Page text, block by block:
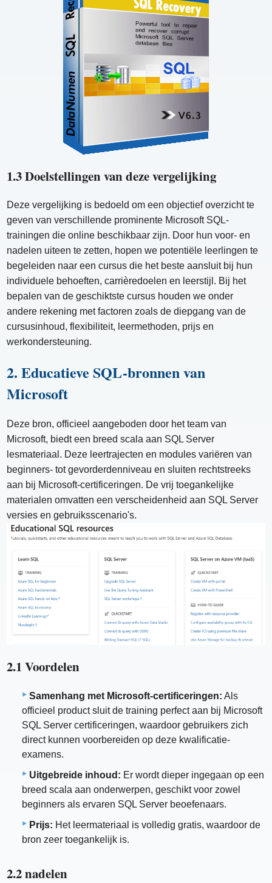
1.3 Doelstellingen van deze vergelijking
Deze vergelijking is bedoeld om een ​​objectief overzicht te
geven van verschillende prominente Microsoft SQL-
trainingen die online beschikbaar zijn. Door hun voor- en
nadelen uiteen te zetten, hopen we potentiële leerlingen te
begeleiden naar een cursus die het beste aansluit bij hun
individuele behoeften, carrièredoelen en leerstijl. Bij het
bepalen van de geschiktste cursus houden we onder
andere rekening met factoren zoals de diepgang van de
cursusinhoud, flexibiliteit, leermethoden, prijs en
werkondersteuning.
2. Educatieve SQL-bronnen van
Microsoft
Deze bron, officieel aangeboden door het team van
Microsoft, biedt een breed scala aan SQL Server
lesmateriaal. Deze leertrajecten en modules variëren van
beginners- tot gevorderdenniveau en sluiten rechtstreeks
aan bij Microsoft-certificeringen. De vrij toegankelijke
materialen omvatten een verscheidenheid aan SQL Server
versies en gebruiksscenario's.
2.1 Voordelen
Samenhang met Microsoft-certificeringen: Als
officieel product sluit de training perfect aan bij Microsoft
SQL Server certificeringen, waardoor gebruikers zich
direct kunnen voorbereiden op deze kwalificatie-
examens.
Uitgebreide inhoud: Er wordt dieper ingegaan op een
breed scala aan onderwerpen, geschikt voor zowel
beginners als ervaren SQL Server beoefenaars.
Prijs: Het leermateriaal is volledig gratis, waardoor de
bron zeer toegankelijk is.
2.2 nadelen